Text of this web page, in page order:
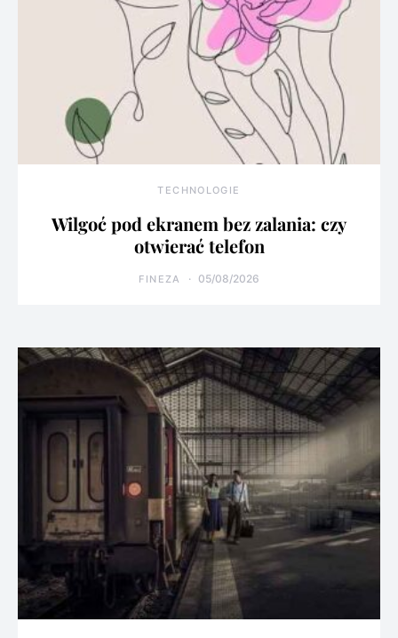
TECHNOLOGIE
Wilgoć pod ekranem bez zalania: czy
otwierać telefon
FINEZA 05/08/2026